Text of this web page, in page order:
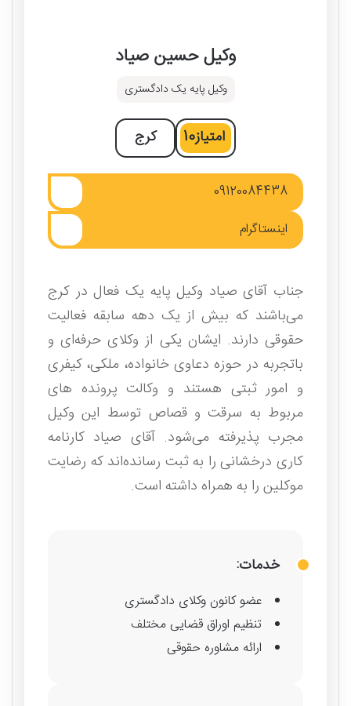
وکیل حسین صیاد
وکیل پایه یک دادگستری
امتیاز10 کرج
09120084438
اینستاگرام
جناب آقای صیاد وکیل پایه یک فعال در کرج
می‌باشند که بیش از یک دهه سابقه فعالیت
حقوقی دارند. ایشان یکی از وکلای حرفه‌ای و
باتجربه در حوزه دعاوی خانواده، ملکی، کیفری
و امور ثبتی هستند و وکالت پرونده های
مربوط به سرقت و قصاص توسط این وکیل
مجرب پذیرفته می‌شود. آقای صیاد کارنامه
کاری درخشانی را به ثبت رسانده‌اند که رضایت
موکلین را به همراه داشته است.
خدمات:
عضو کانون وکلای دادگستری
تنظیم اوراق قضایی مختلف
ارائه مشاوره حقوقی